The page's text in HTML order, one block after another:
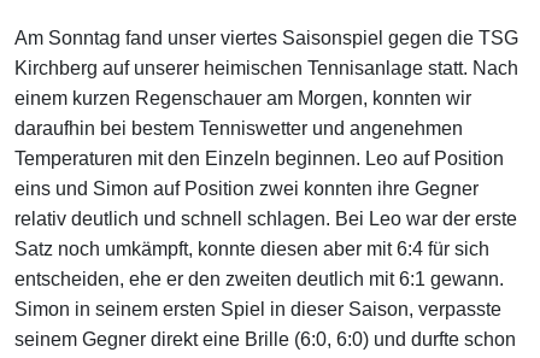
Am Sonntag fand unser viertes Saisonspiel gegen die TSG
Kirchberg auf unserer heimischen Tennisanlage statt. Nach
einem kurzen Regenschauer am Morgen, konnten wir
daraufhin bei bestem Tenniswetter und angenehmen
Temperaturen mit den Einzeln beginnen. Leo auf Position
eins und Simon auf Position zwei konnten ihre Gegner
relativ deutlich und schnell schlagen. Bei Leo war der erste
Satz noch umkämpft, konnte diesen aber mit 6:4 für sich
entscheiden, ehe er den zweiten deutlich mit 6:1 gewann.
Simon in seinem ersten Spiel in dieser Saison, verpasste
seinem Gegner direkt eine Brille (6:0, 6:0) und durfte schon